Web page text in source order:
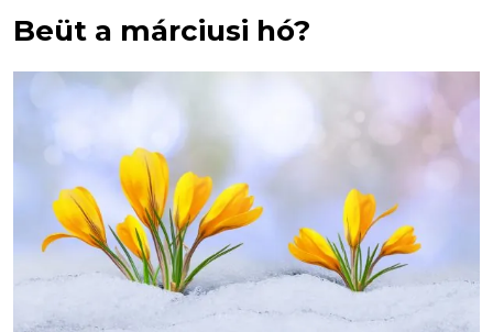
Beüt a márciusi hó?